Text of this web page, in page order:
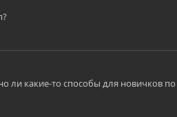
ли какие-то способы для новичков